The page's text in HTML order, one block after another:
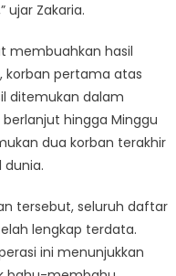
ujar Zakaria.
membuahkan hasil
korban pertama atas
ditemukan dalam
hingga Minggu
dua korban terakhir
dunia.
tersebut, seluruh daftar
lengkap terdata.
ini menunjukkan